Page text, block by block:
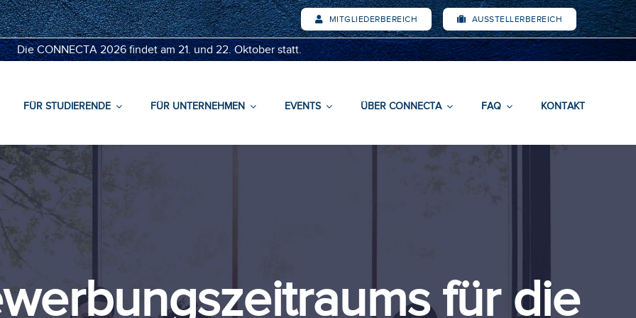
MITGLIEDERBEREICH AUSSTELLERBEREICH
Die CONNECTA 2026 findet am 21. und 22. Oktober statt.
FÜR STUDIERENDE FÜR UNTERNEHMEN EVENTS ÜBER CONNECTA FAQ KONTAKT
für die